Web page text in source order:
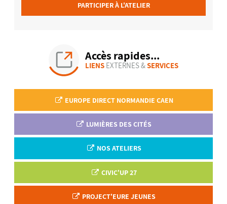
Accès rapides...
LIENSEXTERNES &SERVICES
EUROPE DIRECT NORMANDIE CAEN
LUMIÈRES DES CITÉS
NOS ATELIERS
CIVIC'UP 27
PROJECT'EURE JEUNES
PARTICIPER À L'ATELIER